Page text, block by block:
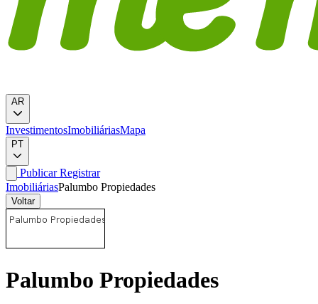
AR
InvestimentosImobiliáriasMapa
PT
PublicarRegistrar
ImobiliáriasPalumbo Propiedades
Voltar
Palumbo Propiedades